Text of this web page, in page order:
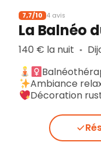
7,7/10 4 avis
La Balnéo
140 € la nuit ▪︎
Ambiance
Décoration